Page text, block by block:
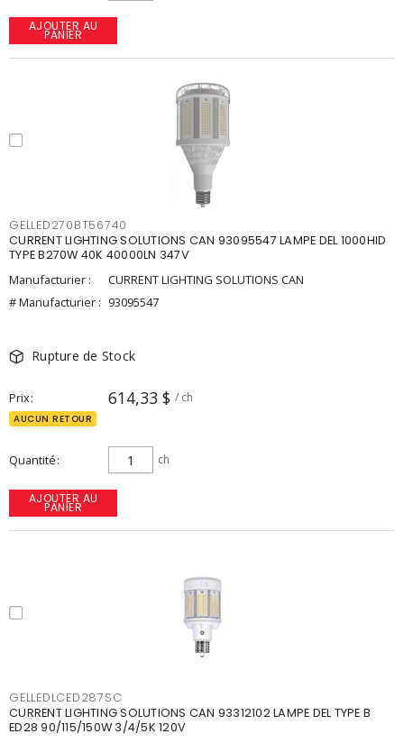
AJOUTER AU
PANIER
GELLED270BT56740
CURRENT LIGHTING SOLUTIONS CAN 93095547 LAMPE DEL 1000HID
TYPE B270W 40K 40000LN 347V
Manufacturier :
CURRENT LIGHTING SOLUTIONS CAN
# Manufacturier : 93095547
Rupture de Stock
Prix 614,33 $ / ch
AUCUN RETOUR
Quantité ch
AJOUTER AU
PANIER
GELLEDLCED287SC
CURRENT LIGHTING SOLUTIONS CAN 93312102 LAMPE DEL TYPE B
ED28 90/115/150W 3/4/5K 120V